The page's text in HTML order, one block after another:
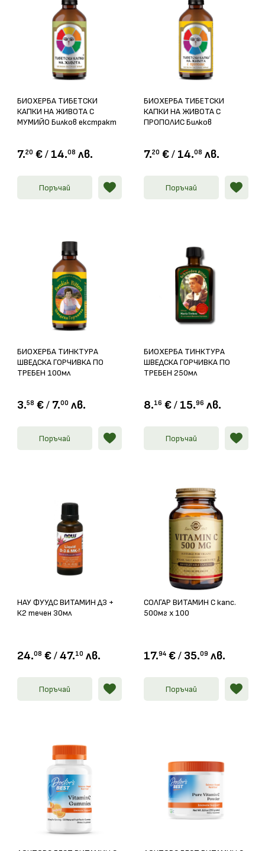
БИОХЕРБА ТИБЕТСКИ
КАПКИ НА ЖИВОТА С
МУМИЙО Билков екстракт
7.20 € / 14.08 лв.
Поръчай
БИОХЕРБА ТИБЕТСКИ
КАПКИ НА ЖИВОТА С
ПРОПОЛИС Билков
7.20 € / 14.08 лв.
Поръчай
БИОХЕРБА ТИНКТУРА
ШВЕДСКА ГОРЧИВКА ПО
ТРЕБЕН 100мл
3.58 € / 7.00 лв.
Поръчай
БИОХЕРБА ТИНКТУРА
ШВЕДСКА ГОРЧИВКА ПО
ТРЕБЕН 250мл
8.16 € / 15.96 лв.
Поръчай
НАУ ФУУДС ВИТАМИН Д3 +
К2 течен 30мл
24.08 € / 47.10 лв.
Поръчай
СОЛГАР ВИТАМИН С капс.
500мг х 100
17.94 € / 35.09 лв.
Поръчай